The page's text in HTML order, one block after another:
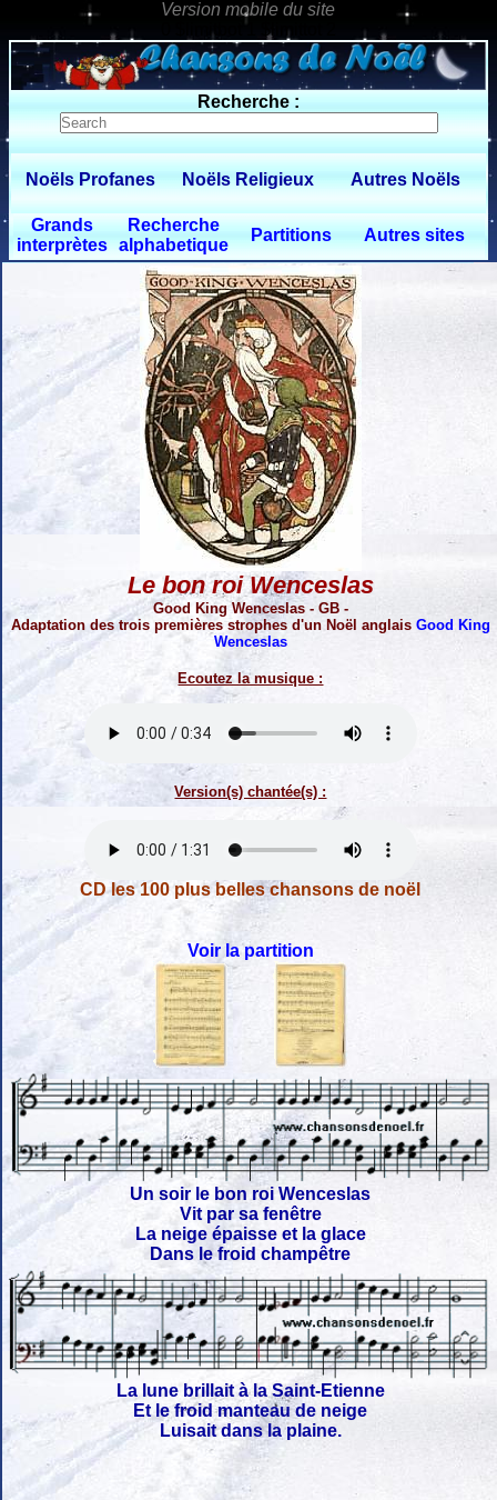
0 $limitbot 1 $limittot 2
Recherche :
Noëls Profanes Noëls Religieux Autres Noëls
Grands
interprètes
Recherche
alphabetique
Partitions Autres sites
Le bon roi Wenceslas
Good King Wenceslas - GB -
Adaptation des trois premières strophes d'un Noël anglais Good King
Wenceslas
Ecoutez la musique :
Version(s) chantée(s) :
CD les 100 plus belles chansons de noël
Voir la partition
Un soir le bon roi Wenceslas
Vit par sa fenêtre
La neige épaisse et la glace
Dans le froid champêtre
La lune brillait à la Saint-Etienne
Et le froid manteau de neige
Luisait dans la plaine.